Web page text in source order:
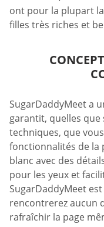
ont pour la plupart
filles très riches et
SugarDaddyMeet a
garantit, quelles
techniques, que
fonctionnalités de la
blanc avec des
pour les yeux et
SugarDaddyMeet
rencontrerez aucun
rafraîchir la page